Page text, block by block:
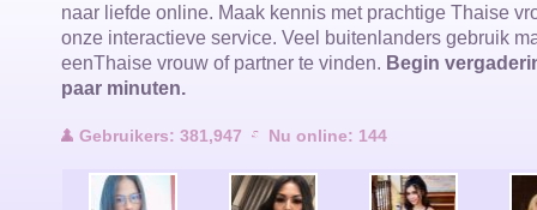
Contacteer
Men Online
naar liefde online. Maak kennis met prachtige Thaise
onze interactieve service. Veel buitenlanders gebruik
eenThaise vrouw of partner te vinden. Begin
paar minuten.
Gebruikers: 381,947 Nu online: 144